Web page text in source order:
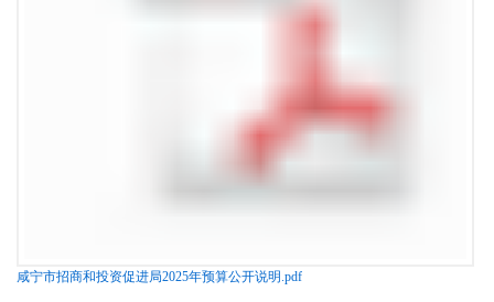
咸宁市招商和投资促进局2025年预算公开说明.pdf